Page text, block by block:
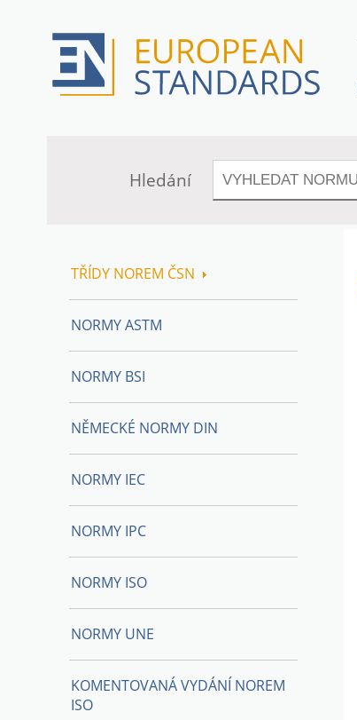
Hledání
TŘÍDY NOREM ČSN
NORMY ASTM
NORMY BSI
NĚMECKÉ NORMY DIN
NORMY IEC
NORMY IPC
NORMY ISO
NORMY UNE
KOMENTOVANÁ VYDÁNÍ NOREM
ISO